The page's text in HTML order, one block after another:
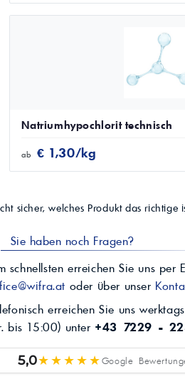
Natriumhypochlorit technisch
ab € 1,30/kg
sicher, welches Produkt das richtige
Sie haben noch Fragen?
schnellsten erreichen Sie uns per
oder über unser
erreichen Sie uns
bis 15:00) unter +43 7229 -
5,0★★★★★Google